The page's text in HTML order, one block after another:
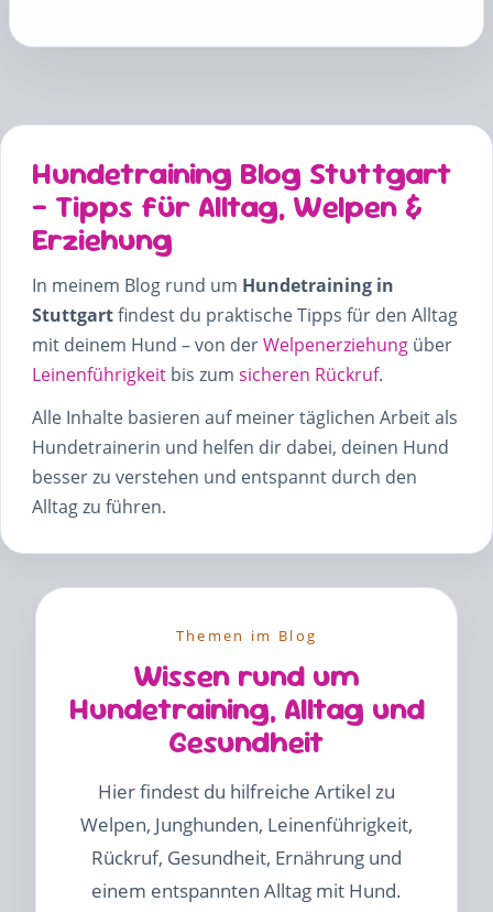
Hundetraining Blog Stuttgart
– Tipps für Alltag, Welpen &
Erziehung
In meinem Blog rund um Hundetraining in
Stuttgartfindest du praktische Tipps für den Alltag
mit deinem Hund – von derWelpenerziehung über
Leinenführigkeit bis zum sicheren Rückruf.
Alle Inhalte basieren auf meiner täglichen Arbeit als
Hundetrainerin und helfen dir dabei, deinen Hund
besser zu verstehen und entspannt durch den
Alltag zu führen.
Themen im Blog
Wissen rund um
Hundetraining, Alltag und
Gesundheit
Hier findest du hilfreiche Artikel zu
Welpen, Junghunden, Leinenführigkeit,
Rückruf, Gesundheit, Ernährung und
einem entspannten Alltag mit Hund.